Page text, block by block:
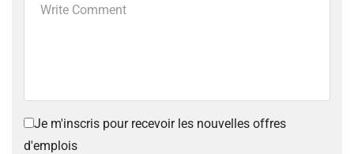
Je m'inscris pour recevoir les nouvelles offres
d'emplois